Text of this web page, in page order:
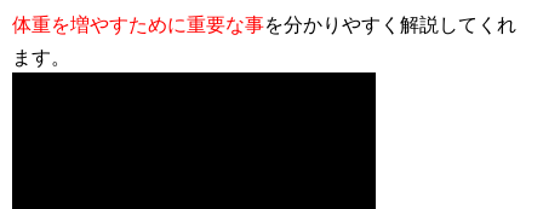
体重を増やすために重要な事を分かりやすく解説してくれ
ます。